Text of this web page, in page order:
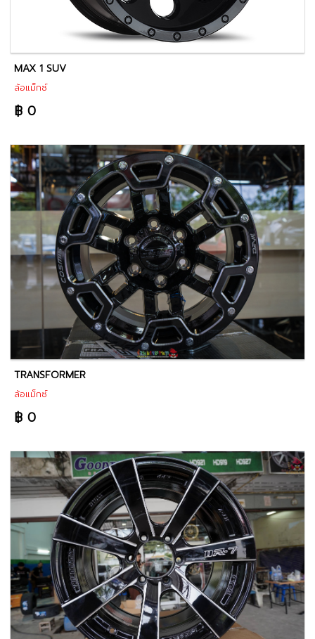
MAX 1 SUV
ล้อแม็กซ์
฿ 0
TRANSFORMER
ล้อแม็กซ์
฿ 0